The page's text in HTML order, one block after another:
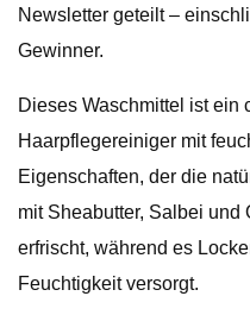
Newsletter geteilt –
Gewinner.
Dieses Waschmittel ist ein
Haarpflegereiniger mit
Eigenschaften, der die
mit Sheabutter, Salbei und
erfrischt, während es
Feuchtigkeit versorgt.